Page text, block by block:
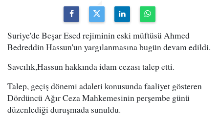
Suriye'de Beşar Esed rejiminin eski müftüsü Ahmed
Bedreddin Hassun'un yargılanmasına bugün devam edildi.
Savcılık,Hassun hakkında idam cezası talep etti.
Talep, geçiş dönemi adaleti konusunda faaliyet gösteren
Dördüncü Ağır Ceza Mahkemesinin perşembe günü
düzenlediği duruşmada sunuldu.